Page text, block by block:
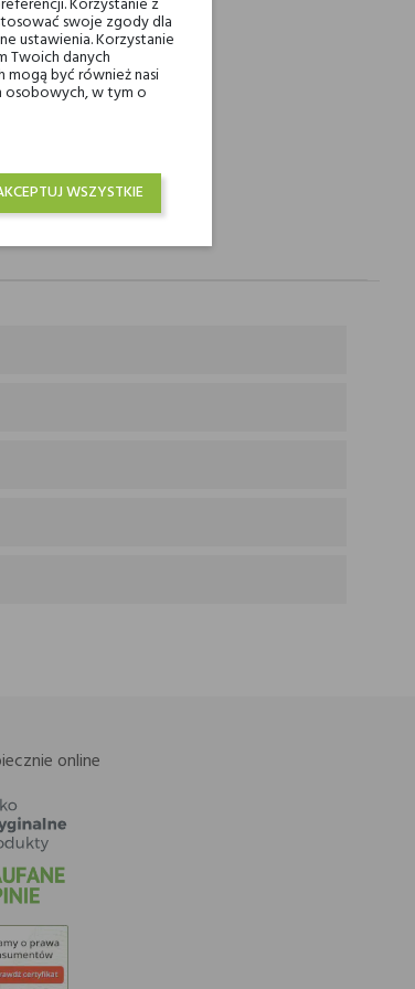
Wysyłka w 48H
online
swoje zgody dla
ustawienia. Korzystanie
Twoich danych
mogą być również nasi
osobowych, w tym o
WSZYSTKIE